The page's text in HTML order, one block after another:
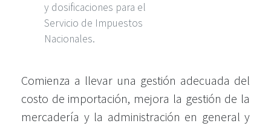
y dosificaciones para el
Servicio de Impuestos
Nacionales.
Comienza a llevar una gestión adecuada del
costo de importación, mejora la gestión de la
mercadería y la administración en general y